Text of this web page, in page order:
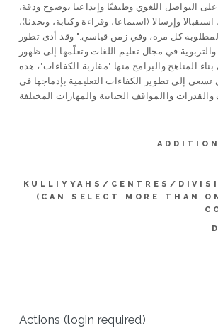
التواصل اللغوي وظيفيّا وإبداعيا بوضوح ودقة،
وإرسالا (استماعا، وقراءة وكتابة، وتحدثا)،
كل مرة، وفي زمن قياسي." وقد أدى تطور
في مجال تعليم اللغات وتعلّمها إلى ظهور
المناهج والبرامج منها "مقاربة الكفاءات"، هذه
تسعى إلى تطوير الكفاءات التعليمية بإدماجها في
KULLIYYAHS/CENTRES/
(CAN SELECT MORE THAN
Actions (login required)